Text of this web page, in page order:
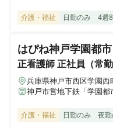
愛知県名古屋市名東区本郷2丁
ヒューマンライフケア な
介護・福祉 日勤のみ 4週
はぴね神戸学園都市
正看護師正社員（常勤
兵庫県神戸市西区学園西
神戸市営地下鉄「学園都
介護・福祉 日勤のみ 夜